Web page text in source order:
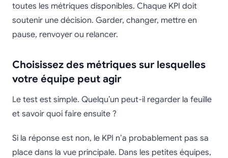
toutes les métriques disponibles. Chaque KPI doit
soutenir une décision. Garder, changer, mettre en
pause, renvoyer ou relancer.
Choisissez des métriques sur lesquelles
votre équipe peut agir
Le test est simple. Quelqu’un peut-il regarder la feuille
et savoir quoi faire ensuite ?
Si la réponse est non, le KPI n’a probablement pas sa
place dans la vue principale. Dans les petites équipes,